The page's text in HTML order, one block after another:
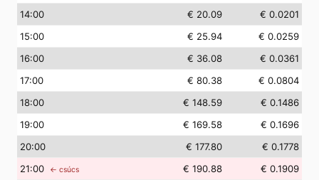
14:00 € 20.09
€ 0.0201
15:00 € 25.94
€ 0.0259
16:00 € 36.08
€ 0.0361
17:00 € 80.38
€ 0.0804
18:00 € 148.59
€ 0.1486
19:00 € 169.58
€ 0.1696
20:00 € 177.80
€ 0.1778
21:00 ← csúcs € 190.88
€ 0.1909